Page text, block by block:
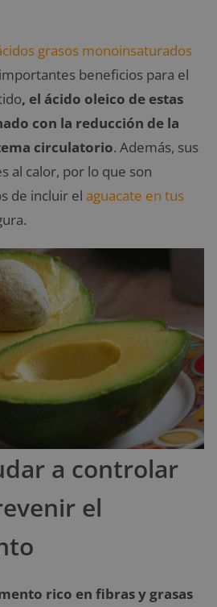
grasos monoinsaturados
beneficios para el
, el ácido oleico de estas
con la reducción de la
circulatorio. Además, sus
al calor, por lo que son
de incluir el aguacate en tus
a controlar
el
rico en fibras y grasas